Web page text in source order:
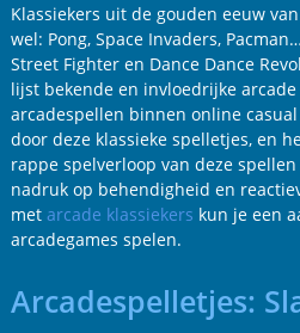
Klassiekers uit de gouden eeuw
wel: Pong, Space Invaders,
Street Fighter en Dance Dance
lijst bekende en invloedrijke
arcadespellen binnen online
door deze klassieke spelletjes, en
rappe spelverloop van deze
nadruk op behendigheid en
met arcade klassiekers kun je een
arcadegames spelen.
Arcadespelletjes: